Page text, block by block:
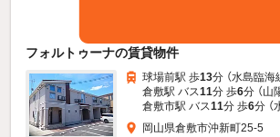
フォルトゥーナの賃貸物件
球場前駅 歩13分 （水島臨海
倉敷駅 バス11分 歩6分 （山
倉敷市駅 バス11分 歩6分 （
岡山県倉敷市沖新町25-5